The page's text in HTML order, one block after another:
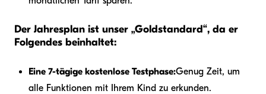
Der Jahresplan ist unser „Goldstandard“, da er
Folgendes beinhaltet:
Eine 7-tägige kostenlose Testphase:Genug Zeit, um
alle Funktionen mit Ihrem Kind zu erkunden.